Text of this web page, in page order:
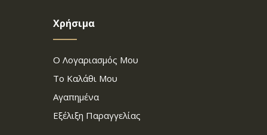
Χρήσιμα
Ο Λογαριασμός Μου
Το Καλάθι Μου
Αγαπημένα
Εξέλιξη Παραγγελίας